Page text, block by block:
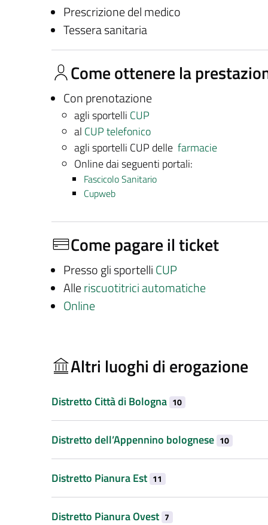
Prescrizione del medico
Tessera sanitaria
Come ottenere la
Con prenotazione
agli sportelli CUP
al CUP telefonico
agli sportelli CUP delle farmacie
Online dai seguenti portali:
Fascicolo Sanitario
Cupweb
Come pagare il ticket
Presso gli sportelli CUP
Alleriscuotitrici automatiche
Online
Altri luoghi di erogazione
Distretto Città di Bologna 10
Distretto dell’Appennino bolognese 10
Distretto Pianura Est 11
Distretto Pianura Ovest 7